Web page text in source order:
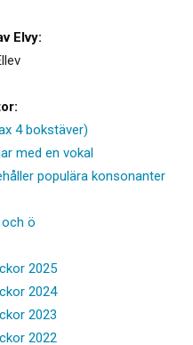
Elvy:
4 bokstäver)
med en vokal
populära konsonanter
ö
2025
2024
2023
2022